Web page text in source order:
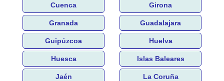
Cuenca Girona
Granada Guadalajara
Guipúzcoa Huelva
Huesca Islas Baleares
Jaén La Coruña